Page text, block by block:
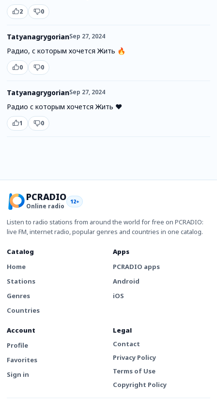
2 0
TatyanagrygorianSep 27, 2024
Радио, с которым хочется Жить 🔥
0 0
TatyanagrygorianSep 27, 2024
Радио с которым хочется Жить ♥️
1 0
PCRADIO
Online radio
12+
Listen to radio stations from around the world for free on PCRADIO:
live FM, internet radio, popular genres and countries in one catalog.
Catalog
Home
Stations
Genres
Countries
Apps
PCRADIO apps
Android
iOS
Account
Profile
Favorites
Sign in
Legal
Contact
Privacy Policy
Terms of Use
Copyright Policy